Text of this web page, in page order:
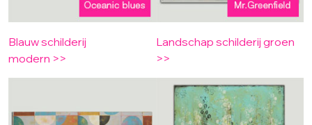
Blauw schilderij
modern >>
Landschap schilderij groen
>>